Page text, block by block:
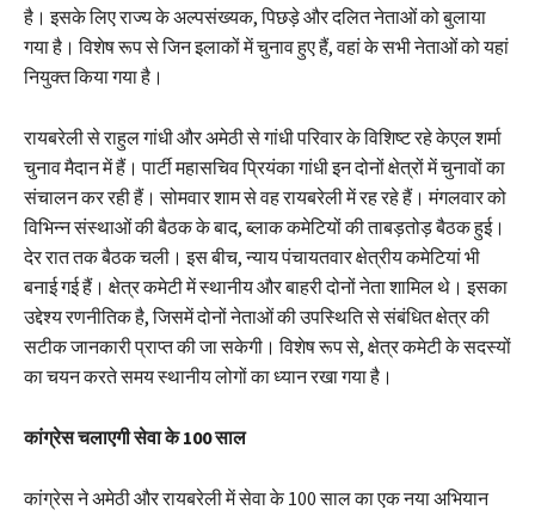
है। इसके लिए राज्य के अल्पसंख्यक, पिछड़े और दलित नेताओं को बुलाया
गया है। विशेष रूप से जिन इलाकों में चुनाव हुए हैं, वहां के सभी नेताओं को यहां
नियुक्त किया गया है।
रायबरेली से राहुल गांधी और अमेठी से गांधी परिवार के विशिष्ट रहे केएल शर्मा
चुनाव मैदान में हैं। पार्टी महासचिव प्रियंका गांधी इन दोनों क्षेत्रों में चुनावों का
संचालन कर रही हैं। सोमवार शाम से वह रायबरेली में रह रहे हैं। मंगलवार को
विभिन्न संस्थाओं की बैठक के बाद, ब्लाक कमेटियों की ताबड़तोड़ बैठक हुई।
देर रात तक बैठक चली। इस बीच, न्याय पंचायतवार क्षेत्रीय कमेटियां भी
बनाई गई हैं। क्षेत्र कमेटी में स्थानीय और बाहरी दोनों नेता शामिल थे। इसका
उद्देश्य रणनीतिक है, जिसमें दोनों नेताओं की उपस्थिति से संबंधित क्षेत्र की
सटीक जानकारी प्राप्त की जा सकेगी। विशेष रूप से, क्षेत्र कमेटी के सदस्यों
का चयन करते समय स्थानीय लोगों का ध्यान रखा गया है।
कांग्रेस चलाएगी सेवा के 100 साल
कांग्रेस ने अमेठी और रायबरेली में सेवा के 100 साल का एक नया अभियान